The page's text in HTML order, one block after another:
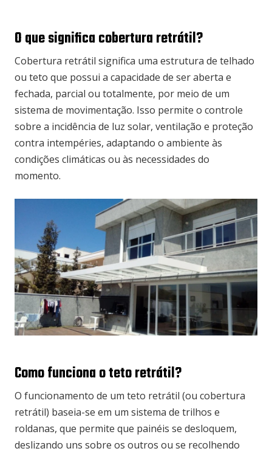
O que significa cobertura retrátil?
Cobertura retrátil significa uma estrutura de telhado
ou teto que possui a capacidade de ser aberta e
fechada, parcial ou totalmente, por meio de um
sistema de movimentação. Isso permite o controle
sobre a incidência de luz solar, ventilação e proteção
contra intempéries, adaptando o ambiente às
condições climáticas ou às necessidades do
momento.
Como funciona o teto retrátil?
O funcionamento de um teto retrátil (ou cobertura
retrátil) baseia-se em um sistema de trilhos e
roldanas, que permite que painéis se desloquem,
deslizando uns sobre os outros ou se recolhendo